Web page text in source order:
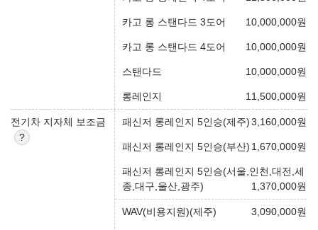
카고 롱 스탠다드 3도어 10,000,000원
카고 롱 스탠다드 4도어 10,000,000원
스탠다드 10,000,000원
롱레인지 11,500,000원
전기차 지자체 보조금 패신저 롱레인지 5인승(제주)3,160,000원
패신저 롱레인지 5인승(부산) 1,670,000원
패신저 롱레인지 5인승(서울,인천,대전,세
종,대구,울산,광주)
1,370,000원
WAV(비용지원)(제주) 3,090,000원